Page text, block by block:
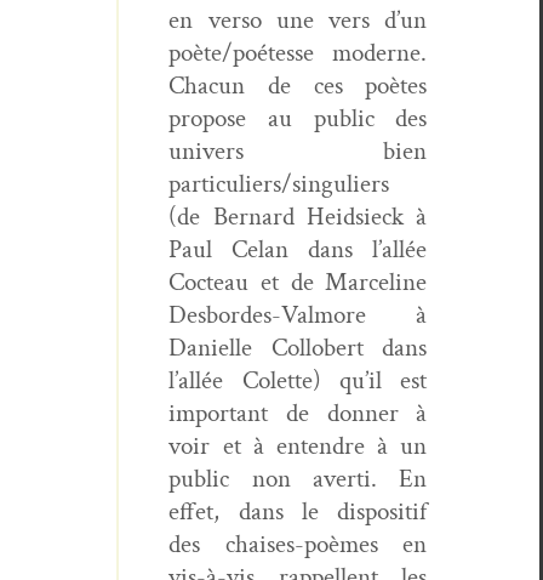
en ver­so une vers d’un
poète/poétesse mod­erne.
Cha­cun de ces poètes
pro­pose au pub­lic des
univers bien
particuliers/singuliers
(de Bernard Hei­d­sieck à
Paul Celan dans l’allée
Cocteau et de Marce­line
Des­bor­des-Val­more à
Danielle Col­lobert dans
l’al­lée Colette) qu’il est
impor­tant de don­ner à
voir et à enten­dre à un
pub­lic non aver­ti. En
effet, dans le dis­posi­tif
des chais­es-poèmes en